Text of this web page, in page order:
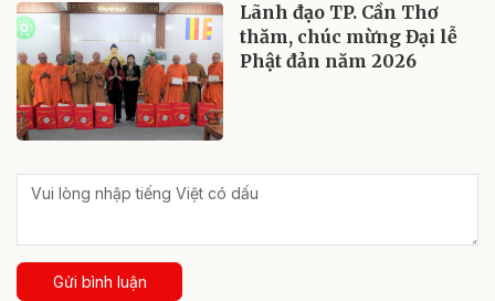
Lãnh đạo TP. Cần Thơ
thăm, chúc mừng Đại lễ
Phật đản năm 2026
Gửi bình luận